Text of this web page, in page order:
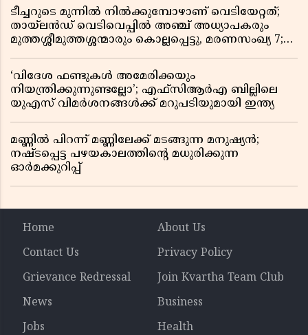
ടീച്ചറുടെ മുന്നിൽ നിൽക്കുമ്പോഴാണ് വെടിയേറ്റത്;
തായ്‌ലൻഡ് വെടിവെപ്പിൽ അഞ്ച് അധ്യാപകരും
മുത്തശ്ശീമുത്തശ്ശന്മാരും കൊല്ലപ്പെട്ടു, മരണസംഖ്യ 7;
‘വിദേശ ഫണ്ടുകൾ അമേരിക്കയും
നിയന്ത്രിക്കുന്നുണ്ടല്ലോ’; എഫ്സിആർഎ ബില്ലിലെ
യുഎസ് വിമർശനങ്ങൾക്ക് മറുപടിയുമായി ഇന്ത്യ
മണ്ണിൽ പിറന്ന് മണ്ണിലേക്ക് മടങ്ങുന്ന മനുഷ്യൻ;
നഷ്ടപ്പെട്ട പഴയകാലത്തിൻ്റെ മധുരിക്കുന്ന
ഓർമക്കുറിപ്പ്
Home
About Us
Contact Us
Privacy Policy
Grievance Redressal
Join Kvartha Team Club
News
Business
Jobs
Health